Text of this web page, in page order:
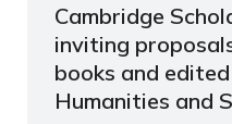
Cambridge
inviting
books and
Humanities and